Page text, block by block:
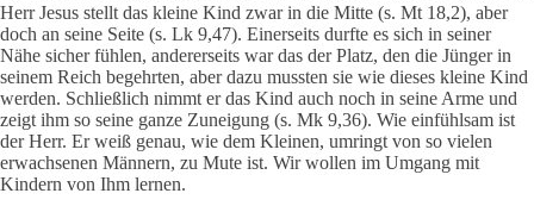
Herr Jesus stellt das kleine Kind zwar in die Mitte (s. Mt 18,2), aber
doch an seine Seite (s. Lk 9,47). Einerseits durfte es sich in seiner
Nähe sicher fühlen, andererseits war das der Platz, den die Jünger in
seinem Reich begehrten, aber dazu mussten sie wie dieses kleine Kind
werden. Schließlich nimmt er das Kind auch noch in seine Arme und
zeigt ihm so seine ganze Zuneigung (s. Mk 9,36). Wie einfühlsam ist
der Herr. Er weiß genau, wie dem Kleinen, umringt von so vielen
erwachsenen Männern, zu Mute ist. Wir wollen im Umgang mit
Kindern von Ihm lernen.